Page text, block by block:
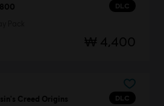
DLC
₩ 4,400
DLC
Creed Origins